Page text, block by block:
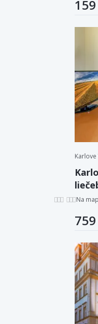
Karlove
Na